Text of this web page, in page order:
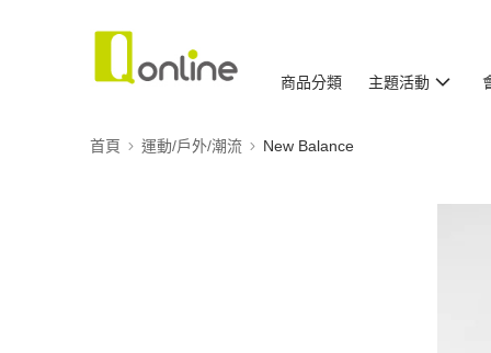
商品分類 主題活動
首頁 運動/戶外/潮流 New Balance